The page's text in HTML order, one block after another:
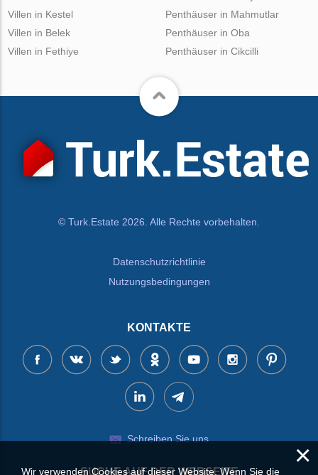
Villen in Kestel
Villen in Belek
Villen in Fethiye
Penthäuser in Mahmutlar
Penthäuser in Oba
Penthäuser in Cikcilli
© Turk.Estate 2026. Alle Rechte vorbehalten.
Datenschutzrichtlinie
Nutzungsbedingungen
KONTAKTE
Schreiben Sie uns
SUCHE AUF DER WEBSEITE
×
Wir verwenden Cookies auf dieser Website. Wenn Sie die